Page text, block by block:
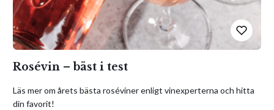
Rosévin – bäst i test
Läs mer om årets bästa roséviner enligt vinexperterna och hitta
din favorit!